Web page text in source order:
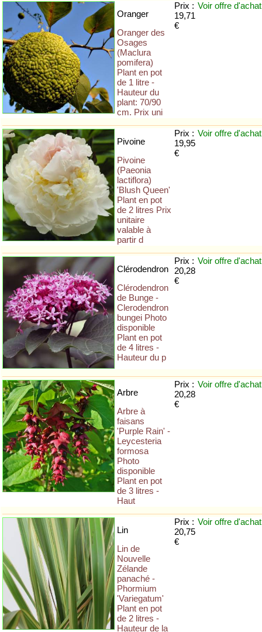
Oranger
Oranger des
Osages
(Maclura
pomifera)
Plant en pot
de 1 litre -
Hauteur du
plant: 70/90
cm. Prix uni
Prix :
19,71
€
Voir offre d'achat
Pivoine
Pivoine
(Paeonia
lactiflora)
'Blush Queen'
Plant en pot
de 2 litres Prix
unitaire
valable à
partir d
Prix :
19,95
€
Voir offre d'achat
Clérodendron
Clérodendron
de Bunge -
Clerodendron
bungei Photo
disponible
Plant en pot
de 4 litres -
Hauteur du p
Prix :
20,28
€
Voir offre d'achat
Arbre
Arbre à
faisans
'Purple Rain' -
Leycesteria
formosa
Photo
disponible
Plant en pot
de 3 litres -
Haut
Prix :
20,28
€
Voir offre d'achat
Lin
Lin de
Nouvelle
Zélande
panaché -
Phormium
'Variegatum'
Plant en pot
de 2 litres -
Hauteur de la
Prix :
20,75
€
Voir offre d'achat